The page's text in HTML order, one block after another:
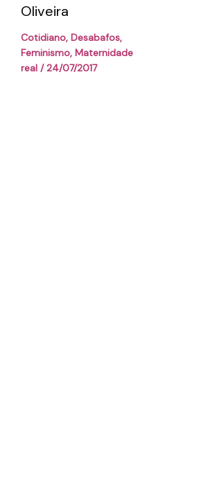
Oliveira
Cotidiano, Desabafos,
Feminismo, Maternidade
real/24/07/2017